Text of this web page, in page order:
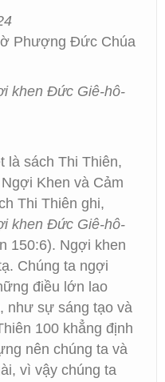
Phượng Đức Chúa
khen Đức Giê-hô-
là sách Thi Thiên,
Khen và Cảm
Thi Thiên ghi,
khen Đức Giê-hô-
150:6). Ngợi khen
Chúng ta ngợi
điều lớn lao
như sự sáng tạo và
100 khẳng định
nên chúng ta và
vì vậy chúng ta